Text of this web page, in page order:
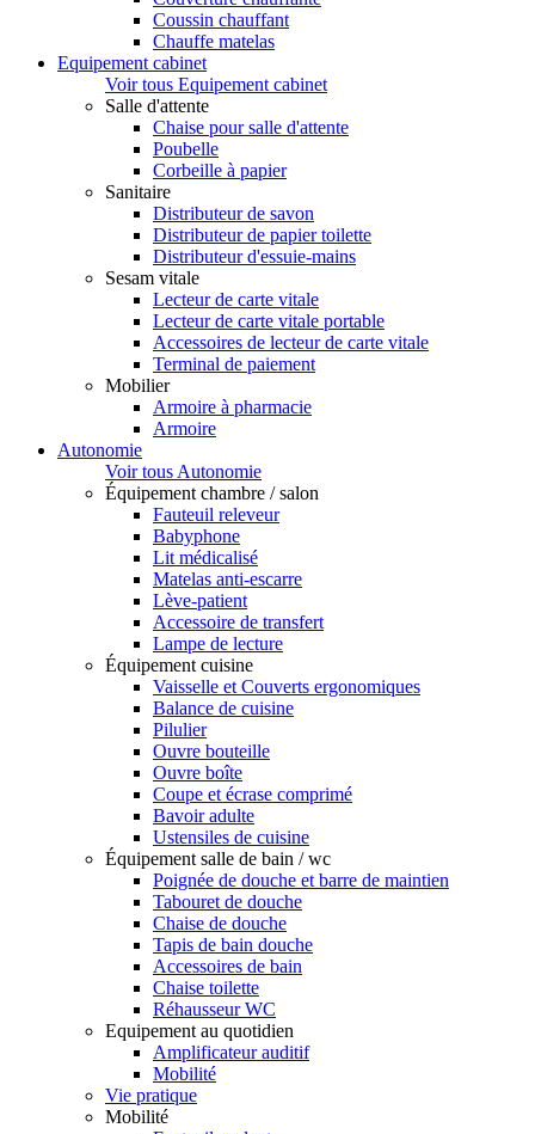
Coussin chauffant
Chauffe matelas
Equipement cabinet
Voir tous Equipement cabinet
Salle d'attente
Chaise pour salle d'attente
Poubelle
Corbeille à papier
Sanitaire
Distributeur de savon
Distributeur de papier toilette
Distributeur d'essuie-mains
Sesam vitale
Lecteur de carte vitale
Lecteur de carte vitale portable
Accessoires de lecteur de carte vitale
Terminal de paiement
Mobilier
Armoire à pharmacie
Armoire
Autonomie
Voir tous Autonomie
Équipement chambre / salon
Fauteuil releveur
Babyphone
Lit médicalisé
Matelas anti-escarre
Lève-patient
Accessoire de transfert
Lampe de lecture
Équipement cuisine
Vaisselle et Couverts ergonomiques
Balance de cuisine
Pilulier
Ouvre bouteille
Ouvre boîte
Coupe et écrase comprimé
Bavoir adulte
Ustensiles de cuisine
Équipement salle de bain / wc
Poignée de douche et barre de maintien
Tabouret de douche
Chaise de douche
Tapis de bain douche
Accessoires de bain
Chaise toilette
Réhausseur WC
Equipement au quotidien
Amplificateur auditif
Mobilité
Vie pratique
Mobilité